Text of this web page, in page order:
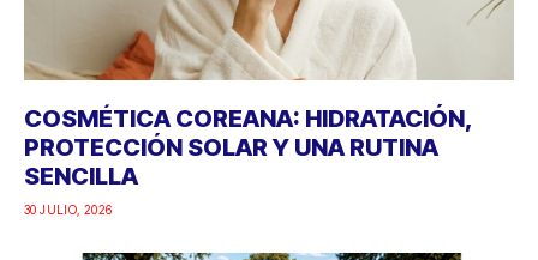
COSMÉTICA COREANA: HIDRATACIÓN,
PROTECCIÓN SOLAR Y UNA RUTINA
SENCILLA
30 JULIO, 2026